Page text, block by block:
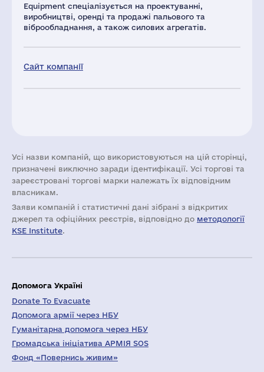
Equipment спеціалізується на проектуванні,
виробництві, оренді та продажі пальового та
віброобладнання, а також силових агрегатів.
Сайт компанії
Усі назви компаній, що використовуються на цій сторінці,
призначені виключно заради ідентифікації. Усі торгові та
зареєстровані торгові марки належать їх відповідним
власникам.
Заяви компаній i статистичні дані зібрані з відкритих
джерел та офіційних реєстрів, відповідно до методології
KSE Institute.
Допомога Україні
Donate To Evacuate
Допомога армії через НБУ
Гуманітарна допомога через НБУ
Громадська ініціатива АРМІЯ SOS
Фонд «Повернись живим»